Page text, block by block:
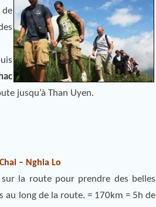
de
jusqu’à Than Uyen.
– Nghia Lo
la route pour prendre des belles
au long de la route. = 170km = 5h de